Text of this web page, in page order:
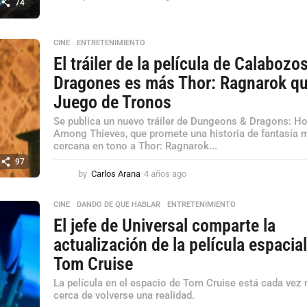
74
a
g
97
CINE ,ENTRETENIMIENTO
El tráiler de la película de
Dragones es más Thor: Ragnarok
Juego de Tronos
Se publica un nuevo tráiler de Dungeons & Dragons:
Among Thieves, que promete una historia de fantasía
cercana en tono a Thor: Ragnarok...
by Carlos Arana 4 años ago
ñ
CINE ,DANDO DE QUE HABLAR ,ENTRETENIMIENTO
El jefe de Universal comparte la
actualización de la película
Tom Cruise
La película en el espacio de Tom Cruise está cada vez
cerca de volverse una realidad.